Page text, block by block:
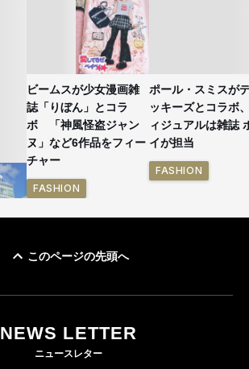
ビームスが少女漫画雑
誌「りぼん」とコラ
ボ 「神風怪盗ジャン
ヌ」など6作品をフィー
チャー
FASHION
ポール・スミスが
ッキーズとコラボ
ィジュアルは雑誌
イが担当
FASHION
このページの先頭へ
NEWS LETTER
ニュースレター